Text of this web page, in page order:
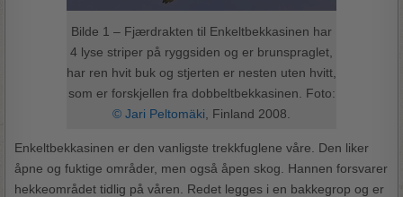
Bilde 1 – Fjærdrakten til Enkeltbekkasinen har
4 lyse striper på ryggsiden og er brunspraglet,
har ren hvit buk og stjerten er nesten uten hvitt,
som er forskjellen fra dobbeltbekkasinen. Foto:
© Jari Peltomäki , Finland 2008.
Enkeltbekkasinen er den vanligste trekkfuglene våre. Den liker
åpne og fuktige områder, men også åpen skog. Hannen forsvarer
hekkeområdet tidlig på våren. Redet legges i en bakkegrop og er